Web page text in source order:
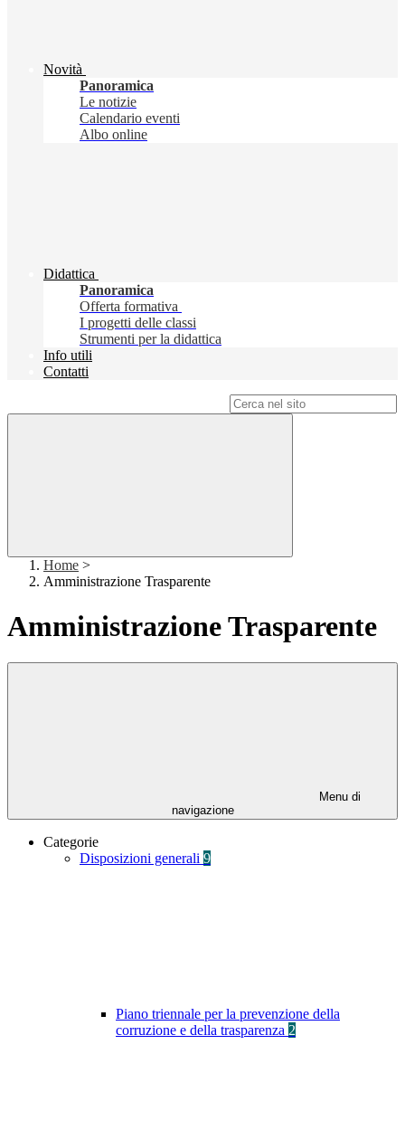
Novità
Panoramica
Le notizie
Calendario eventi
Albo online
Didattica
Panoramica
Offerta formativa
I progetti delle classi
Strumenti per la didattica
Info utili
Contatti
Home >
Amministrazione Trasparente
Amministrazione Trasparente
Menu di
navigazione
Categorie
Disposizioni generali 9
Piano triennale per la prevenzione della
corruzione e della trasparenza 2